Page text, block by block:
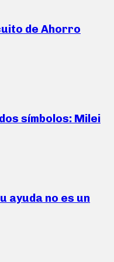
de Ahorro
símbolos: Milei
ayuda no es un